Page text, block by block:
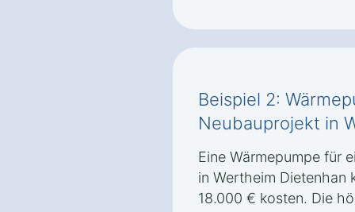
Beispiel 2:
Neubauprojekt in
Eine Wärmepumpe für
in Wertheim Dietenhan
18.000 € kosten. Die